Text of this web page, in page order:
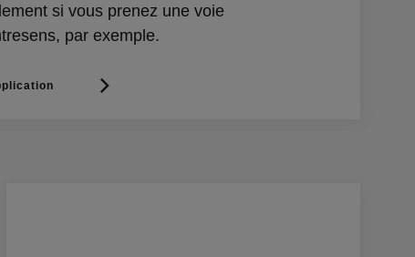
si vous prenez une voie
par exemple.